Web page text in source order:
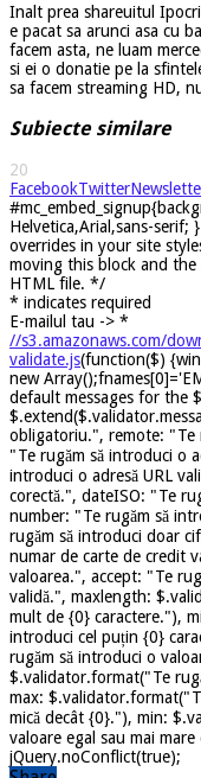
Inalt prea shareuitul
e pacat sa arunci asa cu
facem asta, ne luam
si ei o donatie pe la
sa facem streaming HD,
Subiecte similare
20
FacebookTwitter
Helvetica,Arial,sans-
overrides in your site
moving this block and
HTML file. */
* indicates required
E-mailul tau -> *
//s3.amazonaws.com/
validate.js(function($)
new
default messages for the
obligatoriu.", remote: "Te
"Te rugăm să introduci o
introduci o adresă URL
corectă.", dateISO: "Te
number: "Te rugăm să
rugăm să introduci doar
numar de carte de credit
valoarea.", accept: "Te
validă.", maxlength:
mult de {0} caractere."),
introduci cel puțin {0}
rugăm să introduci o
$.validator.format("Te
max:
mică decât {0}."), min:
valoare egal sau mai
jQuery.noConflict(true);